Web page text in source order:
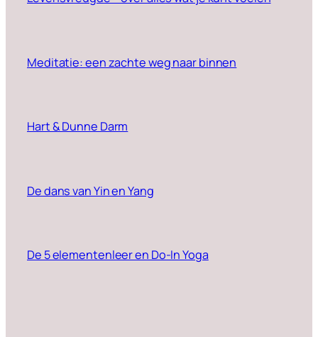
Meditatie: een zachte weg naar binnen
Hart & Dunne Darm
De dans van Yin en Yang
De 5 elementenleer en Do-In Yoga